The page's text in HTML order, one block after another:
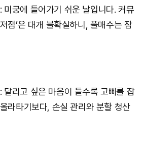
궁에 들어가기 쉬운 날입니다. 커뮤
점’은 대개 불확실하니, 풀매수는 잠
리고 싶은 마음이 들수록 고삐를 잡
라타기보다, 손실 관리와 분할 청산